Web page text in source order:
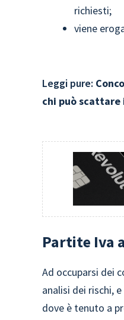
richiesti;
viene
Leggi pure:
chi può scattare
Partite Iva
Ad occuparsi dei
analisi dei rischi,
dove è tenuto a